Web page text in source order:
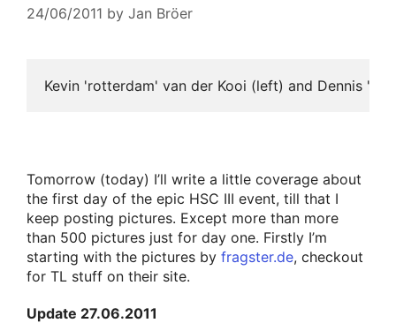
24/06/2011 by Jan Bröer
Kevin 'rotterdam' van der Kooi (left) and Dennis
Tomorrow (today) I’ll write a little coverage about
the first day of the epic HSC III event, till that I
keep posting pictures. Except more than more
than 500 pictures just for day one. Firstly I’m
starting with the pictures by fragster.de, checkout
for TL stuff on their site.
Update 27.06.2011